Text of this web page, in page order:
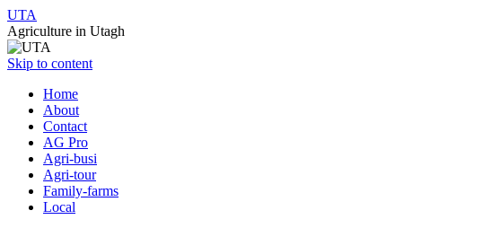
UTA
Agriculture in Utagh
Skip to content
Home
About
Contact
AG Pro
Agri-busi
Agri-tour
Family-farms
Local